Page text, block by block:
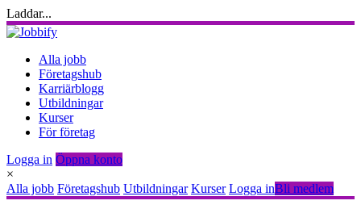
Laddar...
Alla jobb
Företagshub
Karriärblogg
Utbildningar
Kurser
För företag
Logga in Öppna konto
×
Alla jobb Företagshub Utbildningar Kurser Logga inBli medlem